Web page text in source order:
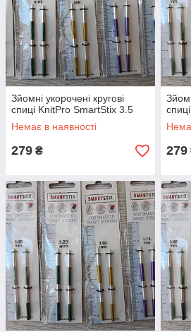
Зйомні укорочені кругові
спиці KnitPro SmartStix 3.5
Немає в наявності
279 ₴ 279